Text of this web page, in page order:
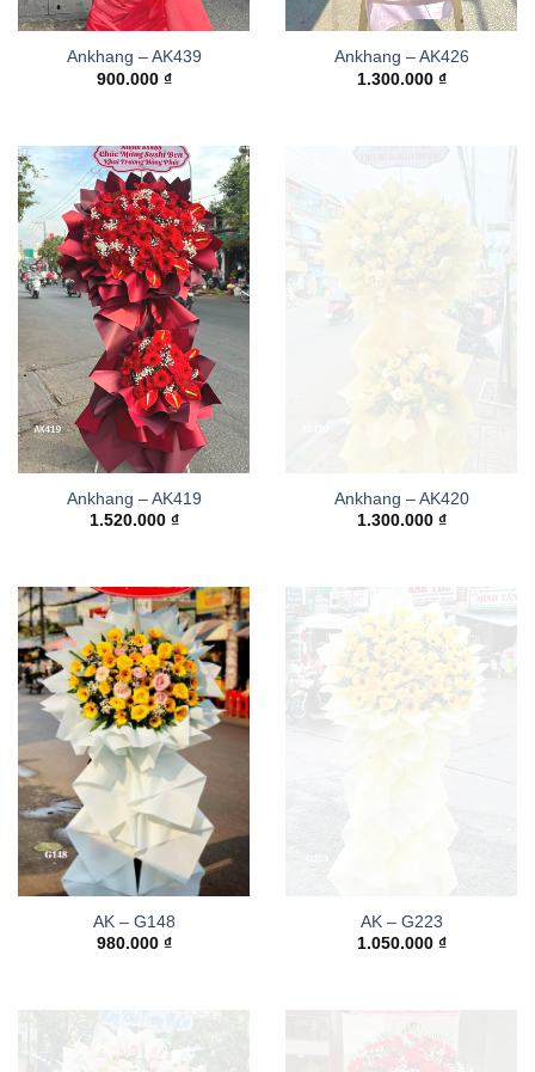
Ankhang – AK439
900.000 ₫
Ankhang – AK426
1.300.000 ₫
Ankhang – AK419
1.520.000 ₫
Ankhang – AK420
1.300.000 ₫
AK – G148
980.000 ₫
AK – G223
1.050.000 ₫